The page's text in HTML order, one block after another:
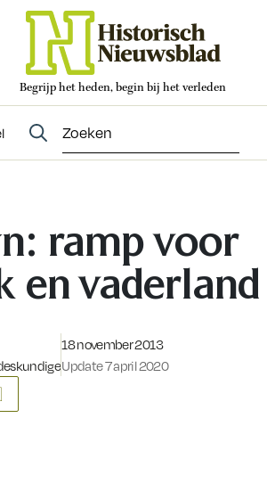
Begrijp het heden, begin bij het verleden
ramp voor
en vaderland
Gepubliceerd op:
18 november 2013
Update 7 april 2020